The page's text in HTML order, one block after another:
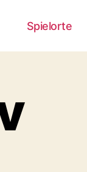
Spielorte